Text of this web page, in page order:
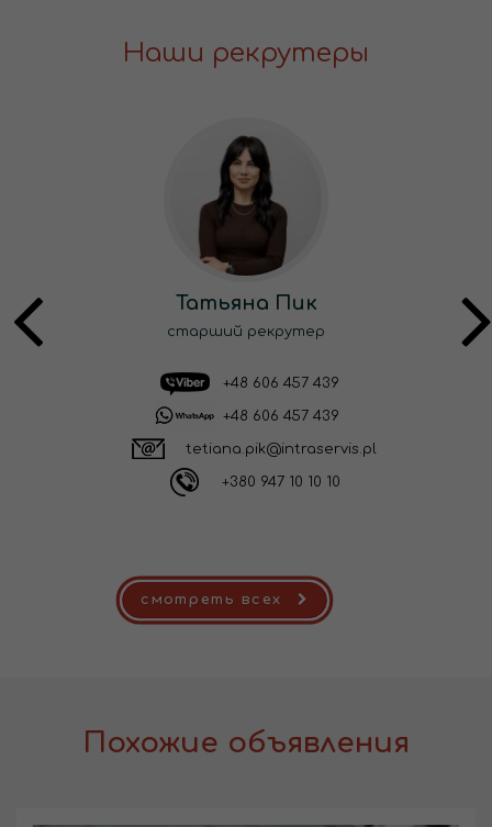
Наши рекрутеры
Татьяна Пик
старший рекрутер
+48 606 457 439
+48 606 457 439
tetiana.pik@intraservis.pl
+380 947 10 10 10
смотреть всех
Похожие объявления